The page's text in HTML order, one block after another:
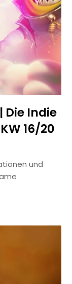
Die Indie
16/20
und